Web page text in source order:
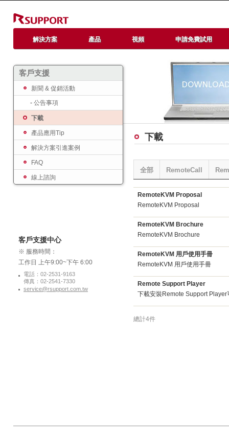
解決方案 產品 視頻 申請免費試用
客戶支援中心
※ 服務時間：
工作日 上午9:00~下午 6:00
電話：02-2531-9163
傳真：02-2541-7330
service@rsupport.com.tw
下載
全部 RemoteCall
RemoteKVM Proposal
RemoteKVM Proposal
RemoteKVM Brochure
RemoteKVM Brochure
RemoteKVM 用戶使用手冊
RemoteKVM 用戶使用手冊
Remote Support Player
下載安裝Remote Support
總計4件
客戶支援
新聞 & 促銷活動
- 公告事項
下載
產品應用Tip
解決方案引進案例
FAQ
線上諮詢